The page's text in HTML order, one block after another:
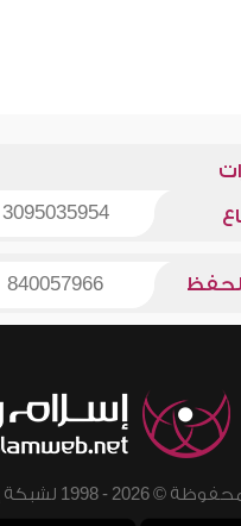
3095035954
840057966
لشبكة إسلام ويب